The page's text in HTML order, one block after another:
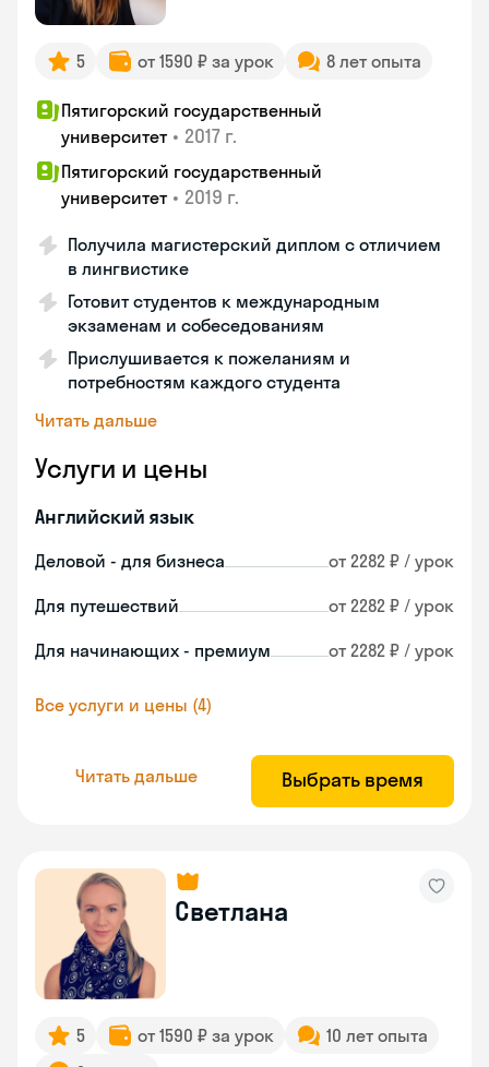
5 от 1590 ₽ за урок 8 лет опыта
Пятигорский государственный
университет • 2017 г.
Пятигорский государственный
университет • 2019 г.
Получила магистерский диплом с отличием
в лингвистике
Готовит студентов к международным
экзаменам и собеседованиям
Прислушивается к пожеланиям и
потребностям каждого студента
Читать дальше
Услуги и цены
Английский язык
Деловой - для бизнеса от 2282 ₽ / урок
Для путешествий от 2282 ₽ / урок
Для начинающих - премиум от 2282 ₽ / урок
Все услуги и цены (4)
Читать дальше Выбрать время
Светлана
5 от 1590 ₽ за урок
10 лет опыта